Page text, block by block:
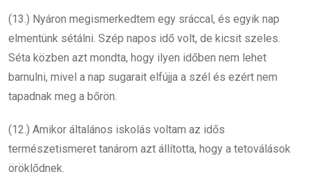
(13.) Nyáron megismerkedtem egy sráccal, és egyik nap
elmentünk sétálni. Szép napos idő volt, de kicsit szeles.
Séta közben azt mondta, hogy ilyen időben nem lehet
barnulni, mivel a nap sugarait elfújja a szél és ezért nem
tapadnak meg a bőrön.
(12.) Amikor általános iskolás voltam az idős
természetismeret tanárom azt állította, hogy a tetoválások
öröklődnek.